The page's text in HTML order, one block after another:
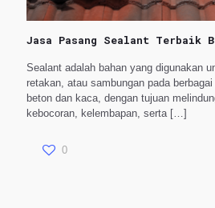
Jasa Pasang Sealant Terbaik
Sealant adalah bahan yang digunakan
retakan, atau sambungan pada
beton dan kaca, dengan tujuan
kebocoran, kelembapan, serta[…]
0